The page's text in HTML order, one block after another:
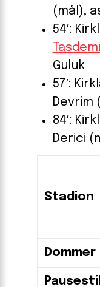
(mål),
54′:
Guluk
57′:
84′:
Derici
Stadion
Dommer